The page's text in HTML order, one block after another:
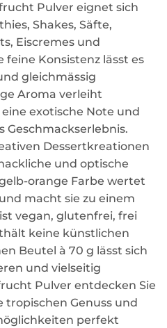
Pulver eignet sich
Shakes, Säfte,
Eiscremes und
feine Konsistenz lässt es
gleichmässig
Aroma verleiht
exotische Note und
Geschmackserlebnis.
Dessertkreationen
und optische
orange Farbe wertet
macht sie zu einem
vegan, glutenfrei, frei
keine künstlichen
Beutel à 70 g lässt sich
und vielseitig
Pulver entdecken Sie
Genuss und
perfekt